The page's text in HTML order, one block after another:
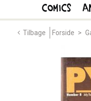
Tilbage Forside >
Comics